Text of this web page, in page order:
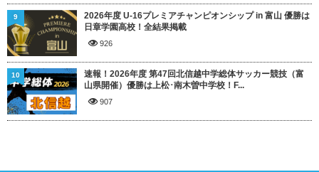
2026年度 U-16プレミアチャンピオンシップ in 富山 優勝は
日章学園高校！全結果掲載
926
9
速報！2026年度 第47回北信越中学総体サッカー競技（富
山県開催）優勝は上松･南木曽中学校！F...
907
10